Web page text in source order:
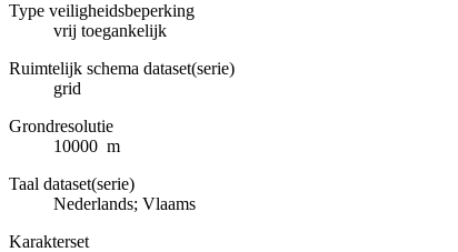
Type veiligheidsbeperking
vrij toegankelijk
Ruimtelijk schema dataset(serie)
grid
Grondresolutie
10000 m
Taal dataset(serie)
Nederlands; Vlaams
Karakterset